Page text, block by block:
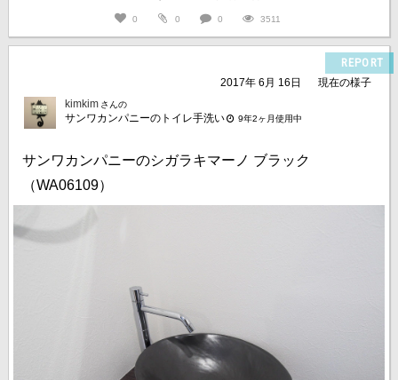
0 0 0 3511
REPORT
2017年 6月 16日
現在の様子
kimkim さんの
サンワカンパニーのトイレ手洗い 9年2ヶ月使用中
サンワカンパニーのシガラキマーノ ブラック
（WA06109）